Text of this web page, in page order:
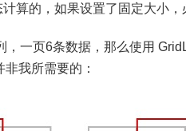
算的，如果设置了固定大小，
一页6条数据，那么使用
我所需要的：